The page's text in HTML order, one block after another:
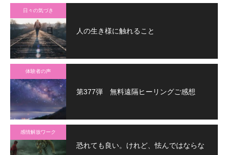
日々の気づき
人の生き様に触れること
体験者の声
第377弾 無料遠隔ヒーリングご感想
感情解放ワーク
恐れても良い。けれど、怯んではならな